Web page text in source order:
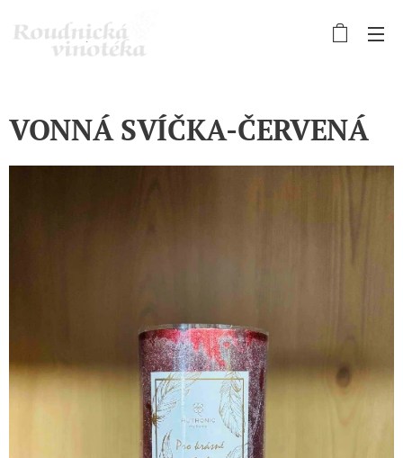
VONNÁ SVÍČKA-ČERVENÁ